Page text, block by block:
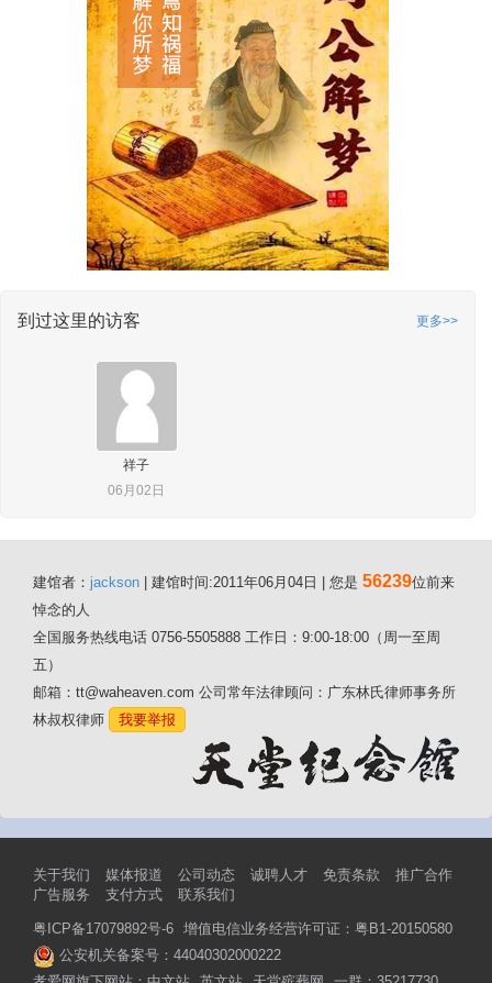
到过这里的访客 更多>>
祥子
06月02日
建馆者： jackson | 建馆时间:2011年06月04日 | 您是 56239位前来
悼念的人
全国服务热线电话 0756-5505888 工作日：9:00-18:00（周一至周
五）
邮箱：tt@waheaven.com 公司常年法律顾问：广东林氏律师事务所
林叔权律师
我要举报
关于我们 媒体报道 公司动态 诚聘人才 免责条款
推广合作
广告服务
支付方式 联系我们
粤ICP备17079892号-6 增值电信业务经营许可证：粤B1-20150580
公安机关备案号：44040302000222